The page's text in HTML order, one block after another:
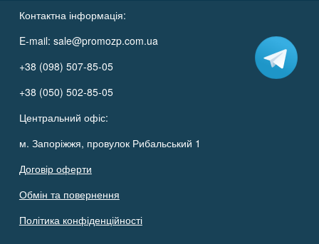
Контактна інформація:
E-mail: sale@promozp.com.ua
+38 (098) 507-85-05
+38 (050) 502-85-05
Центральний офіс:
м. Запоріжжя, провулок Рибальський 1
Договір оферти
Обмін та повернення
Політика конфіденційності